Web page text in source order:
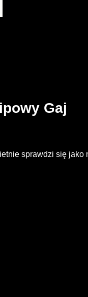
Gaj
sprawdzi się